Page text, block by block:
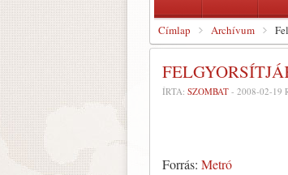
Címlap Archívum
ÍRTA: SZOMBAT - 2008-02-19
Forrás: Metró